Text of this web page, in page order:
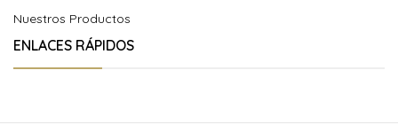
Nuestros Productos
ENLACES RÁPIDOS